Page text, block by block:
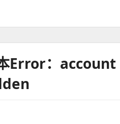
error：